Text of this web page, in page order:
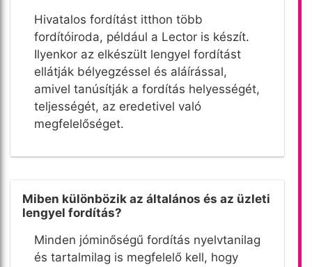
Hivatalos fordítást itthon több
fordítóiroda, például a Lector is készít.
Ilyenkor az elkészült lengyel fordítást
ellátják bélyegzéssel és aláírással,
amivel tanúsítják a fordítás helyességét,
teljességét, az eredetivel való
megfelelőséget.
Miben különbözik az általános és az üzleti
lengyel fordítás?
Minden jóminőségű fordítás nyelvtanilag
és tartalmilag is megfelelő kell, hogy